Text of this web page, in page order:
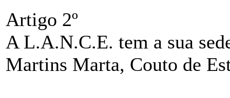
Artigo 2º
A L.A.N.C.E. tem a sua
Martins Marta, Couto de